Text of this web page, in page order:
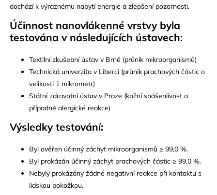
dochází k výraznému nabytí energie a zlepšení pozornosti.
Účinnost nanovlákenné vrstvy byla
testována v následujících ústavech:
Textilní zkušební ústav v Brně (průnik mikroorganismů)
Technická univerzita v Liberci (průnik prachových částic o
velikosti 1 mikrometr)
Státní zdravotní ústav v Praze (kožní snášenlivost a
případné alergické reakce)
Výsledky testování:
Byl ověřen účinný záchyt mikroorganismů ≥ 99,0 %.
Byl prokázán účinný záchyt prachových částic ≥ 99,0 %.
Nebyly prokázány žádné negativní reakce při kontaktu s
lidskou pokožkou.